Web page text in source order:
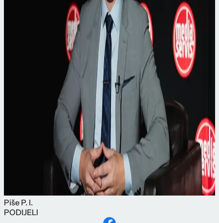
Piše P. I.
PODIJELI